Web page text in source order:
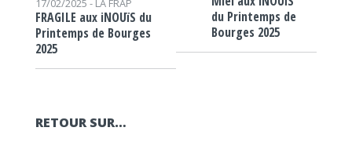
FRAGILE aux iNOUïS du
Printemps de Bourges
2025
du Printemps de
Bourges 2025
RETOUR SUR…